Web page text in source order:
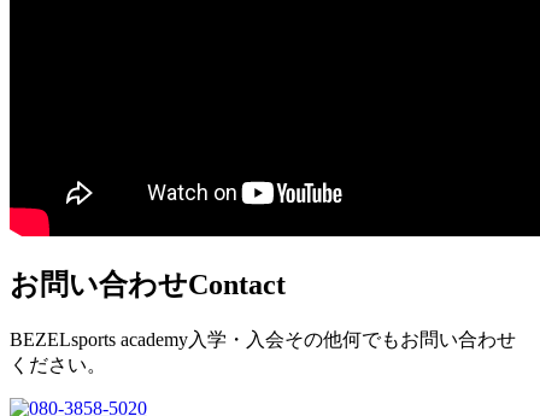
お問い合わせContact
BEZELsports academy入学・入会その他何でもお問い合わせ
ください。